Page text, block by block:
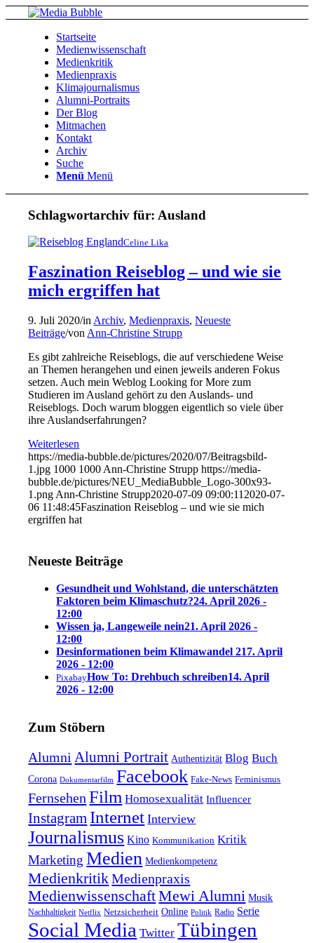
Startseite
Medienwissenschaft
Medienkritik
Medienpraxis
Klimajournalismus
Alumni-Portraits
Der Blog
Mitmachen
Kontakt
Archiv
Suche
Menü Menü
Schlagwortarchiv für: Ausland
Celine Lika
Faszination Reiseblog – und wie sie
mich ergriffen hat
9. Juli 2020/in Archiv,Medienpraxis,Neueste
Beiträge/von Ann-Christine Strupp
Es gibt zahlreiche Reiseblogs, die auf verschiedene Weise
an Themen herangehen und einen jeweils anderen Fokus
setzen. Auch mein Weblog Looking for More zum
Studieren im Ausland gehört zu den Auslands- und
Reiseblogs. Doch warum bloggen eigentlich so viele über
ihre Auslandserfahrungen?
Weiterlesen
https://media-bubble.de/pictures/2020/07/Beitragsbild-
1.jpg 1000 1000 Ann-Christine Strupp https://media-
bubble.de/pictures/NEU_MediaBubble_Logo-300x93-
1.png Ann-Christine Strupp2020-07-09 09:00:11 2020-07-
06 11:48:45Faszination Reiseblog – und wie sie mich
ergriffen hat
Neueste Beiträge
Gesundheit und Wohlstand, die unterschätzten
Faktoren beim Klimaschutz?24. April 2026 -
12:00
Wissen ja, Langeweile nein21. April 2026 -
12:00
Desinformationen beim Klimawandel 217. April
2026 - 12:00
PixabayHow To: Drehbuch schreiben14. April
2026 - 12:00
Zum Stöbern
Alumni Alumni Portrait Authentizität Blog Buch
Corona Dokumentarfilm Facebook Fake-News Feminismus
Fernsehen Film Homosexualität Influencer
Instagram Internet Interview
Journalismus Kino Kommunikation Kritik
Marketing Medien Medienkompetenz
Medienkritik Medienpraxis
MedienwissenschaftMewi Alumni Musik
Nachhaltigkeit Netflix Netzsicherheit Online Politik Radio Serie
Social Media Twitter Tübingen